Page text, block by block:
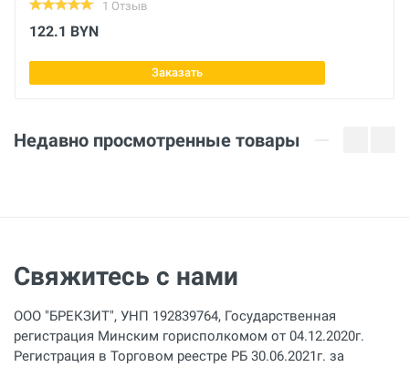
Размеры
Напряжение
Мощность
1 Отзыв
122.1 BYN
Заказать
Недавно просмотренные товары
Свяжитесь с нами
ООО "БРЕКЗИТ", УНП 192839764, Государственная
регистрация Минским горисполкомом от 04.12.2020г.
Регистрация в Торговом реестре РБ 30.06.2021г. за